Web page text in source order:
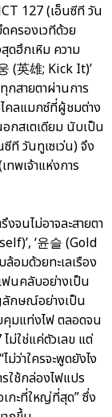
127 (เอ็นซีที วัน
ครองเวทีด้วย
ดฮึกเหิม ความ
(英雄; Kick It)’
กสายตาผ่านการ
คลแมกซ์ที่ผู้ชมต่าง
กสเตเดียม นับเป็น
ที วันทูเซเว่น) จึง
ทพเจ้าแห่งการ
จนไม่อาจละสายตา
‘윤슬 (Gold
อมด้วยทะเลเรือง
นคลับอย่างเป็น
กษณ์อย่างเป็น
คุมแท่งไฟ ตลอดจน
ม่ใช่แค่ตัวเลข แต่
ม่ว่าใครจะพูดยังไง
ใช้กล่องไฟแปร
เกะที่ใหญ่ที่สุด” ซึ่ง